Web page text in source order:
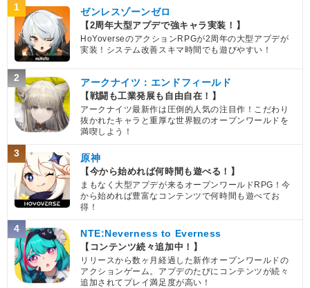
1 ゼンレスゾーンゼロ
【2周年大型アプデで強キャラ実装！】
HoYoverseのアクションRPGが2周年の大型アプデが
実装！システム改善スキマ時間でも遊びやすい！
2 アークナイツ：エンドフィールド
【戦闘も工業発展も自由自在！】
アークナイツ最新作は圧倒的人気の注目作！こだわり
抜かれたキャラと重厚な世界観のオープンワールドを
満喫しよう！
3 原神
【今から始めれば何時間も遊べる！】
まもなく大型アプデが来るオープンワールドRPG！今
から始めれば豊富なコンテンツで何時間も遊べてお
得！
4 NTE:Neverness to Everness
【コンテンツ続々追加中！】
リリースから数ヶ月経過した新作オープンワールドの
アクションゲーム。アプデのたびにコンテンツが続々
追加されてプレイ満足度が高い！